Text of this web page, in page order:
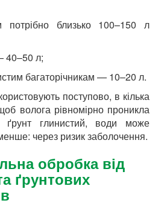
потрібно близько 100–150 л
л;
багаторічникам — 10–20 л.
поступово, в кілька
волога рівномірно проникла
глинистий, води може
через ризик заболочення.
обробка від
ґрунтових